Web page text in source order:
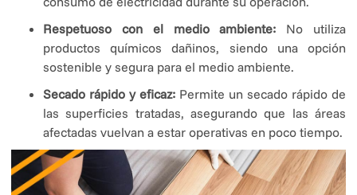
Respetuoso con el medio ambiente: No utiliza
productos químicos dañinos, siendo una opción
sostenible y segura para el medio ambiente.
Secado rápido y eficaz: Permite un secado rápido de
las superficies tratadas, asegurando que las áreas
afectadas vuelvan a estar operativas en poco tiempo.